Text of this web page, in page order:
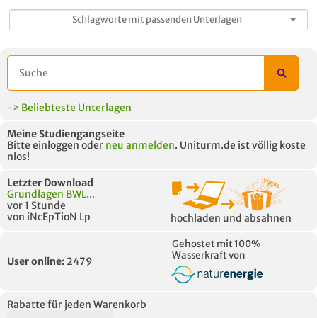
-> Beliebteste Unterlagen
Meine Studiengangseite
Bitte einloggen oder neu anmelden. Uniturm.de ist völlig koste
nlos!
Letzter Download
Grundlagen BWL...
vor 1 Stunde
von iNcEpTioN Lp
hochladen und absahnen
User online: 2479
Gehostet mit 100%
Wasserkraft von
Rabatte für jeden Warenkorb